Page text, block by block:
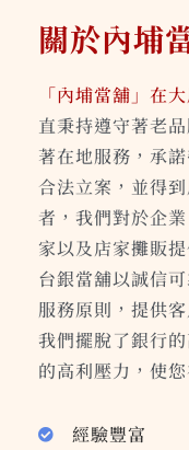
關於內埔
「內埔當舖」在
直秉持遵守著老
著在地服務，承
合法立案，並得
者，我們對於企
家以及店家攤販
台銀當舖以誠信
服務原則，提供
我們擺脫了銀行
的高利壓力，使
經驗豐富